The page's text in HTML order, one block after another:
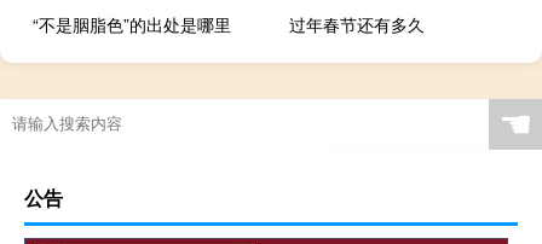
“不是胭脂色”的出处是哪里
过年春节还有多久
☚
公告